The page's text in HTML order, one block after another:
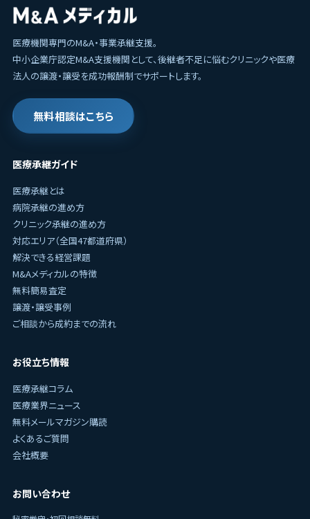
医療機関専門のM&A・事業承継支援。
中小企業庁認定M&A支援機関として、後継者不足に悩むクリニックや医療
法人の譲渡・譲受を成功報酬制でサポートします。
無料相談はこちら
医療承継ガイド
医療承継とは
病院承継の進め方
クリニック承継の進め方
対応エリア（全国47都道府県）
解決できる経営課題
M&Aメディカルの特徴
無料簡易査定
譲渡・譲受事例
ご相談から成約までの流れ
お役立ち情報
医療承継コラム
医療業界ニュース
無料メールマガジン購読
よくあるご質問
会社概要
お問い合わせ